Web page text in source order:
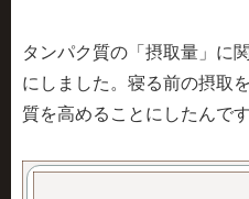
タンパク質の「摂取量」に
にしました。寝る前の摂取
質を高めることにしたんです